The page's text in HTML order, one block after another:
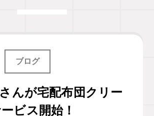
ブログ
んが宅配布団クリー
ビス開始！